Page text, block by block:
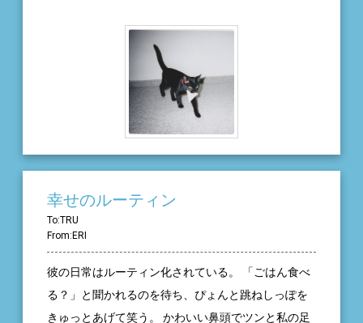
の出会いだった。Tシャツの中に入れたその黒い綿毛
の塊は、ふわふわに軽くて飛んでいってしまいそう
だった。一人暮らしの私の部屋で、ヨチヨチ探検し
ていたね。初めてのオシッコもティッシュ箱のトイ
板を上手に登ってきて、毎日一緒に寝たね。赤ちゃ
んすぎてピャーピャー鳴いてたね。様子を見にきた
母は、ヨチヨチ歩きでピャ〜と出迎えたアンナに一
目でイチコロ。アンナは実家に連れ帰られて家族に
なった。それからは、家族のアイドルとして、みん
なを和ませ、家族を繋ぐ大切な存在になった。テレ
ビの上に寝て画面に垂らした尻尾を揺らして、みん
幸せのルーティン
To:TRU
From:ERI
彼の日常はルーティン化されている。 「ごはん食べ
る？」と聞かれるのを待ち、ぴょんと跳ねしっぽを
きゅっとあげて笑う。 かわいい鼻頭でツンと私の足